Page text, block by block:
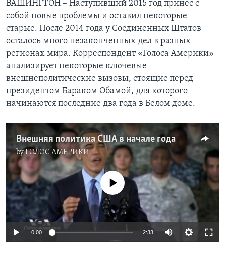
Learning English
СОЦИАЛЬНЫЕ СЕТИ
Языки
ВАШИНГТОН – Наступивший 2015 год принес с
собой новые проблемы и оставил некоторые
старые. После 2014 года у Соединенных Штатов
осталось много незаконченных дел в разных
регионах мира. Корреспондент «Голоса Америки»
анализирует некоторые ключевые
внешнеполитические вызовы, стоящие перед
президентом Бараком Обамой, для которого
начинаются последние два года в Белом доме.
Внешняя политика США в начале года
byГОЛОС АМЕРИКИ
No media source currently available
0:00 2:33